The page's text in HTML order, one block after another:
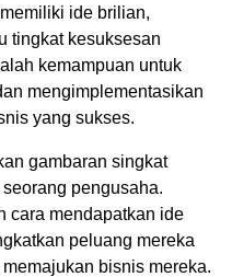
ide brilian,
tingkat kesuksesan
kemampuan untuk
mengimplementasikan
yang sukses.
gambaran singkat
pengusaha.
cara mendapatkan ide
peluang mereka
bisnis mereka.